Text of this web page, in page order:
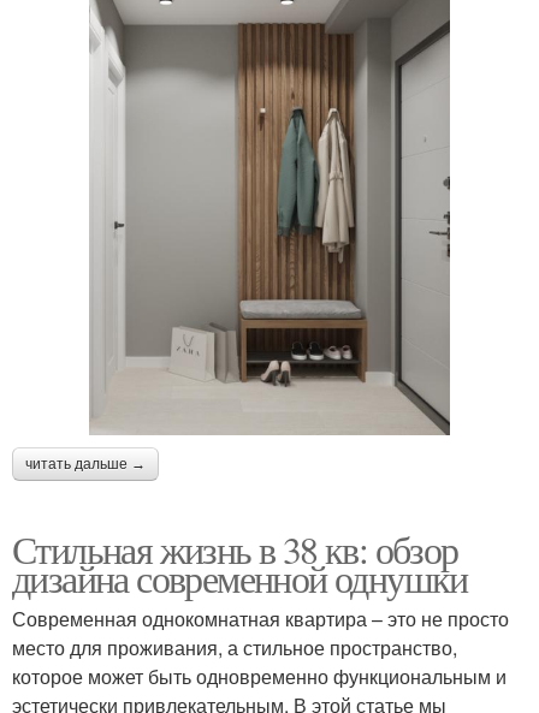
читать дальше →
Стильная жизнь в 38 кв: обзор
дизайна современной однушки
Современная однокомнатная квартира – это не просто
место для проживания, а стильное пространство,
которое может быть одновременно функциональным и
эстетически привлекательным. В этой статье мы